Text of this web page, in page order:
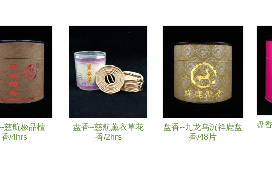
慈航极品檀
香/4hrs
盘香--慈航薰衣草花
香/2hrs
盘香--九龙乌沉祥鹿盘
香/48片
盘